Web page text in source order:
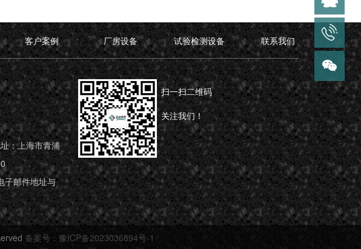
客户案例 厂房设备 试验检测设备 联系我们
：上海市青浦
子邮件地址与
扫一扫二维码
关注我们！
备案号：豫ICP备2023036894号-1